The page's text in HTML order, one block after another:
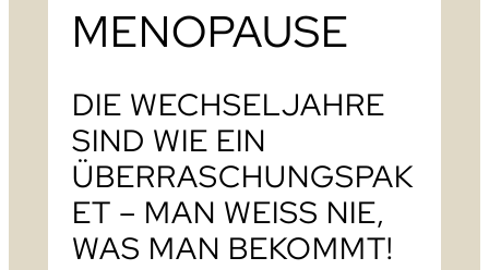
MENOPAUSE
DIE WECHSELJAHRE
SIND WIE EIN
ÜBERRASCHUNGSPAK
ET – MAN WEISS NIE,
WAS MAN BEKOMMT!